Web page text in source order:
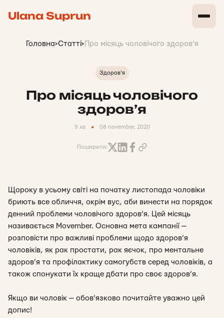
Ulana Suprun
Головна>Статті> Про місяць чоловічого здоров’я
Здоров'я
Про місяць чоловічого
здоров’я
9 хв 08 november, 2020
Поширити:
Щороку в усьому світі на початку листопада чоловіки
бриють все обличчя, окрім вус, аби винести на порядок
денний проблеми чоловічого здоров’я. Цей місяць
називається Movember. Основна мета кампанії —
розповісти про важливі проблеми щодо здоров’я
чоловіків, як рак простати, рак яєчок, про ментальне
здоров’я та профілактику самогубств серед чоловіків, а
також спонукати їх краще дбати про своє здоров’я.
Якщо ви чоловік — обов’язково почитайте уважно цей
допис!